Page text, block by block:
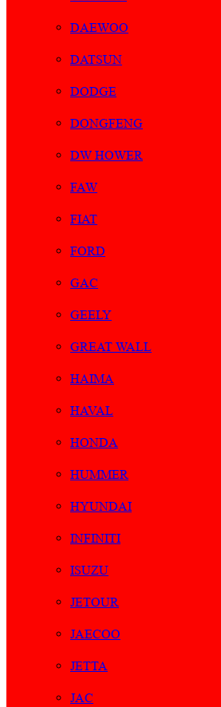
DAEWOO
DATSUN
DODGE
DONGFENG
DW HOWER
FAW
FIAT
FORD
GAC
GEELY
GREAT WALL
HAIMA
HAVAL
HONDA
HUMMER
HYUNDAI
INFINITI
ISUZU
JETOUR
JAECOO
JETTA
JAC